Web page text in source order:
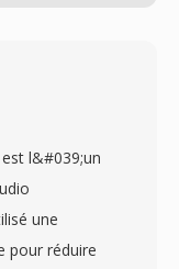
l&#039;un
une
pour réduire